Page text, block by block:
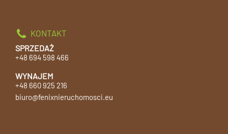
KONTAKT
SPRZEDAŻ
+48 694 598 466
WYNAJEM
+48 660 925 216
biuro@fenixnieruchomosci.eu